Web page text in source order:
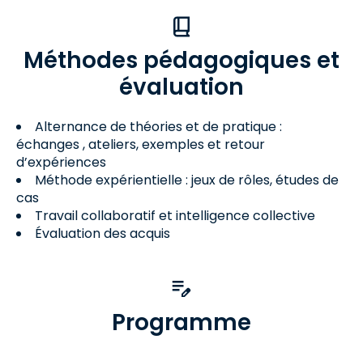
Méthodes pédagogiques et
évaluation
Alternance de théories et de pratique :
échanges , ateliers, exemples et retour
d’expériences
Méthode expérientielle : jeux de rôles, études de
cas
Travail collaboratif et intelligence collective
Évaluation des acquis
Programme